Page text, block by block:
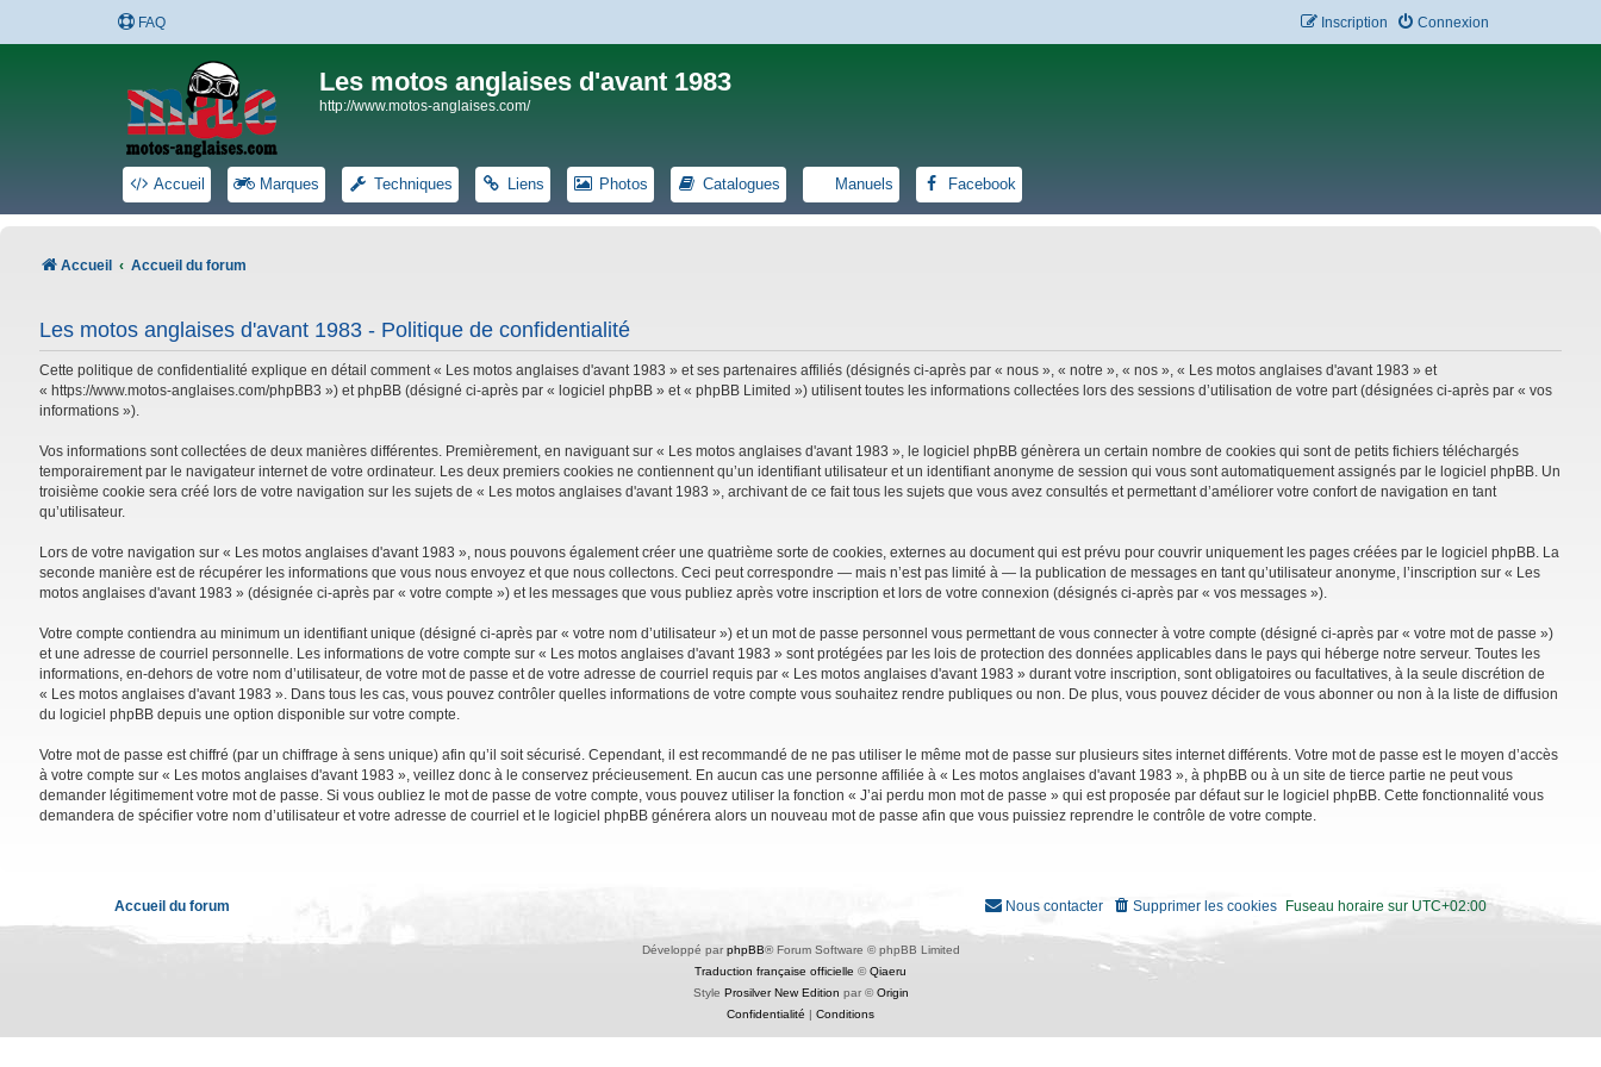
FAQ Connexion
Inscription
Les motos anglaises d'avant 1983
http://www.motos-anglaises.com/
Accueil Marques Techniques Liens Photos Catalogues Manuels Facebook
Accueil Accueil du forum
Les motos anglaises d'avant 1983 - Politique de confidentialité
Cette politique de confidentialité explique en détail comment « Les motos anglaises d'avant 1983 » et ses partenaires affiliés (désignés ci-après par « nous », « notre », « nos », « Les motos anglaises d'avant 1983 » et
« https://www.motos-anglaises.com/phpBB3 ») et phpBB (désigné ci-après par « logiciel phpBB » et « phpBB Limited ») utilisent toutes les informations collectées lors des sessions d’utilisation de votre part (désignées ci-après par « vos
informations »).
Vos informations sont collectées de deux manières différentes. Premièrement, en naviguant sur « Les motos anglaises d'avant 1983 », le logiciel phpBB génèrera un certain nombre de cookies qui sont de petits fichiers téléchargés
temporairement par le navigateur internet de votre ordinateur. Les deux premiers cookies ne contiennent qu’un identifiant utilisateur et un identifiant anonyme de session qui vous sont automatiquement assignés par le logiciel phpBB. Un
troisième cookie sera créé lors de votre navigation sur les sujets de « Les motos anglaises d'avant 1983 », archivant de ce fait tous les sujets que vous avez consultés et permettant d’améliorer votre confort de navigation en tant
qu’utilisateur.
Lors de votre navigation sur « Les motos anglaises d'avant 1983 », nous pouvons également créer une quatrième sorte de cookies, externes au document qui est prévu pour couvrir uniquement les pages créées par le logiciel phpBB. La
seconde manière est de récupérer les informations que vous nous envoyez et que nous collectons. Ceci peut correspondre — mais n’est pas limité à — la publication de messages en tant qu’utilisateur anonyme, l’inscription sur « Les
motos anglaises d'avant 1983 » (désignée ci-après par « votre compte ») et les messages que vous publiez après votre inscription et lors de votre connexion (désignés ci-après par « vos messages »).
Votre compte contiendra au minimum un identifiant unique (désigné ci-après par « votre nom d’utilisateur ») et un mot de passe personnel vous permettant de vous connecter à votre compte (désigné ci-après par « votre mot de passe »)
et une adresse de courriel personnelle. Les informations de votre compte sur « Les motos anglaises d'avant 1983 » sont protégées par les lois de protection des données applicables dans le pays qui héberge notre serveur. Toutes les
informations, en-dehors de votre nom d’utilisateur, de votre mot de passe et de votre adresse de courriel requis par « Les motos anglaises d'avant 1983 » durant votre inscription, sont obligatoires ou facultatives, à la seule discrétion de
« Les motos anglaises d'avant 1983 ». Dans tous les cas, vous pouvez contrôler quelles informations de votre compte vous souhaitez rendre publiques ou non. De plus, vous pouvez décider de vous abonner ou non à la liste de diffusion
du logiciel phpBB depuis une option disponible sur votre compte.
Votre mot de passe est chiffré (par un chiffrage à sens unique) afin qu’il soit sécurisé. Cependant, il est recommandé de ne pas utiliser le même mot de passe sur plusieurs sites internet différents. Votre mot de passe est le moyen d’accès
à votre compte sur « Les motos anglaises d'avant 1983 », veillez donc à le conservez précieusement. En aucun cas une personne affiliée à « Les motos anglaises d'avant 1983 », à phpBB ou à un site de tierce partie ne peut vous
demander légitimement votre mot de passe. Si vous oubliez le mot de passe de votre compte, vous pouvez utiliser la fonction « J’ai perdu mon mot de passe » qui est proposée par défaut sur le logiciel phpBB. Cette fonctionnalité vous
demandera de spécifier votre nom d’utilisateur et votre adresse de courriel et le logiciel phpBB générera alors un nouveau mot de passe afin que vous puissiez reprendre le contrôle de votre compte.
Accueil du forum Fuseau horaire sur UTC+02:00
Supprimer les cookies
Nous contacter
Développé par phpBB® Forum Software © phpBB Limited
Traduction française officielle ©Qiaeru
Style Prosilver New Edition par ©Origin
Confidentialité
Conditions